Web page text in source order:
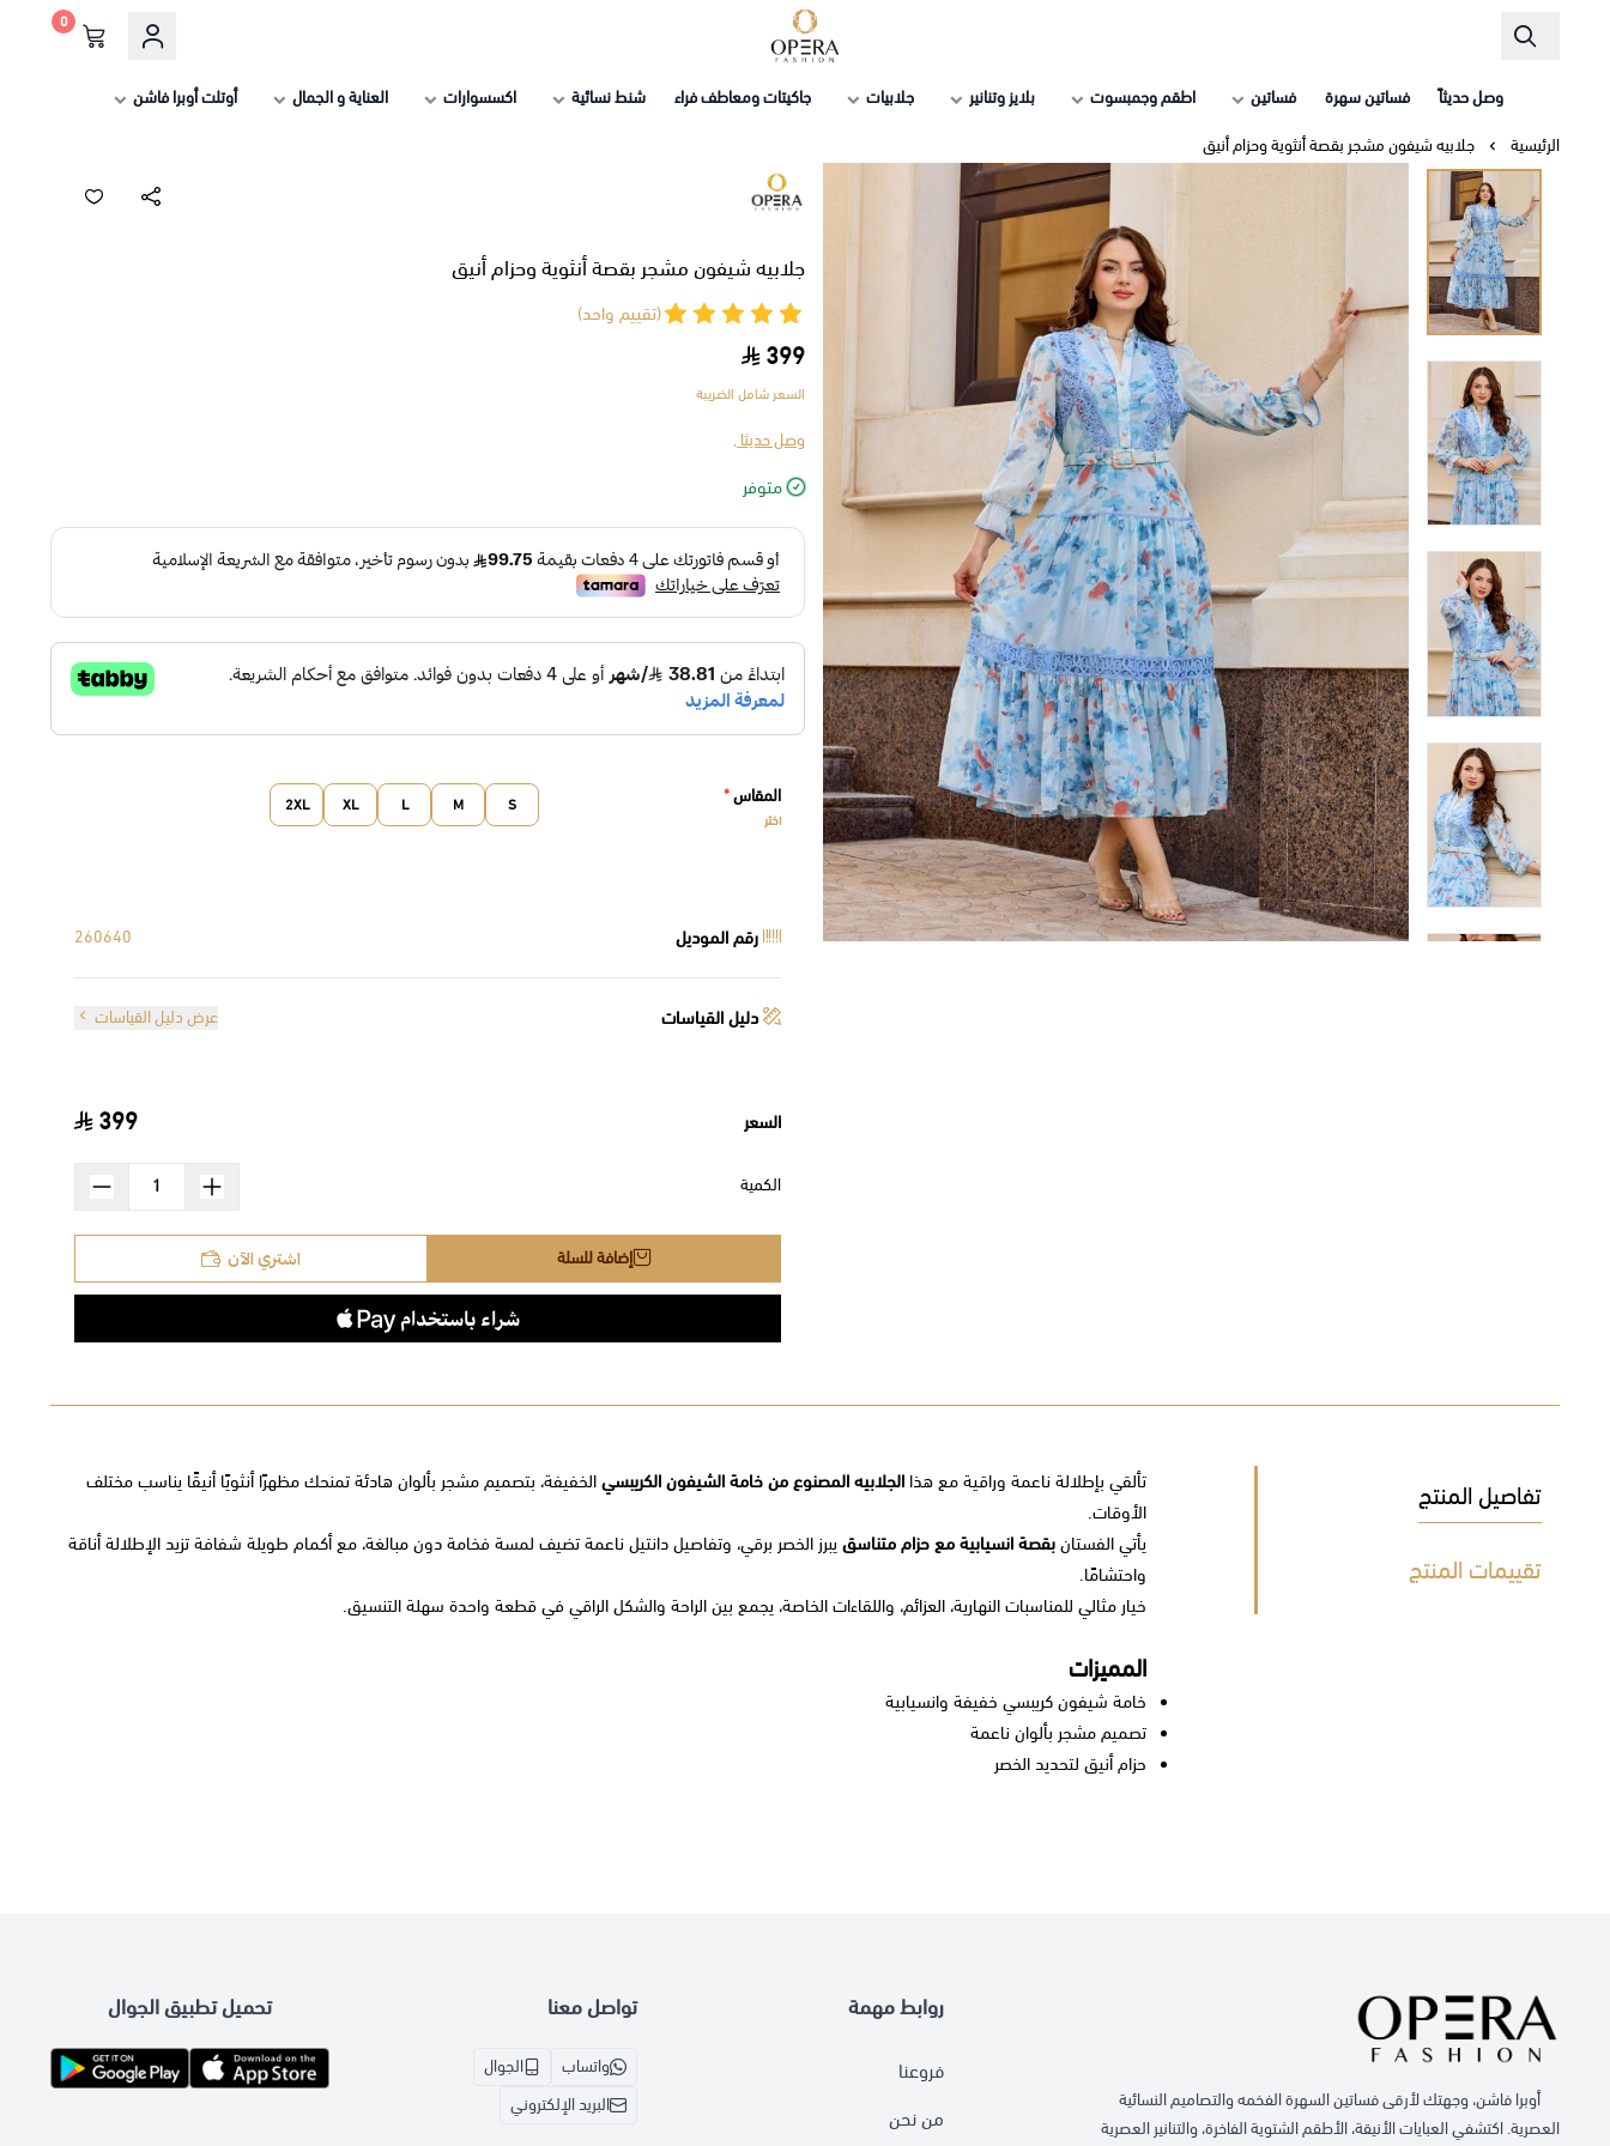
أوبرا فاشن
0
وصل حديثاً فساتين سهرة فساتين اطقم وجمبسوت بلايز وتنانير جلابيات جاكيتات ومعاطف فراء شنط نسائية اكسسوارات العناية و الجمال
أوتلت أوبرا فاشن
الرئيسية
جلابيه شيفون مشجر بقصة أنثوية وحزام أنيق
جلابيه شيفون مشجر بقصة أنثوية وحزام أنيق
(تقييم واحد)
399
السعر شامل الضريبة
وصل حديثا ,
متوفر
المقاس*
اختر
S
M
L
XL
2XL
رقم الموديل 260640
دليل القياسات عرض دليل القياسات
السعر 399
الكمية
إضافة للسلة اشتري الآن
تفاصيل المنتج
تقييمات المنتج
تألقي بإطلالة ناعمة وراقية مع هذا الجلابيه المصنوع من خامة الشيفون الكريبسيالخفيفة، بتصميم مشجر بألوان هادئة تمنحك مظهرًا أنثويًا أنيقًا يناسب مختلف
الأوقات.
يأتي الفستانبقصة انسيابية مع حزام متناسق يبرز الخصر برقي، وتفاصيل دانتيل ناعمة تضيف لمسة فخامة دون مبالغة، مع أكمام طويلة شفافة تزيد الإطلالة أناقة
واحتشامًا.
خيار مثالي للمناسبات النهارية، العزائم، واللقاءات الخاصة، يجمع بين الراحة والشكل الراقي في قطعة واحدة سهلة التنسيق.
المميزات
خامة شيفون كريبسي خفيفة وانسيابية
تصميم مشجر بألوان ناعمة
حزام أنيق لتحديد الخصر
أوبرا فاشن، وجهتك لأرقى فساتين السهرة الفخمه والتصاميم النسائية
العصرية. اكتشفي العبايات الأنيقة، الأطقم الشتوية الفاخرة، والتنانير العصرية
روابط مهمة
فروعنا
من نحن
تواصل معنا
واتساب
الجوال
البريد الإلكتروني
تحميل تطبيق الجوال